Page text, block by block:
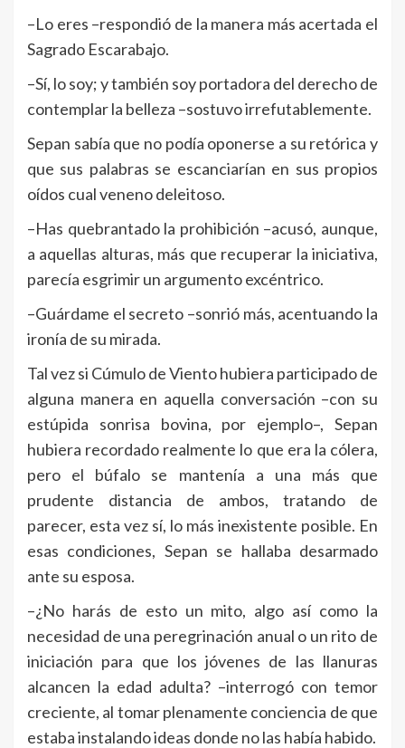
–Lo eres –respondió de la manera más acertada el
Sagrado Escarabajo.
–Sí, lo soy; y también soy portadora del derecho de
contemplar la belleza –sostuvo irrefutablemente.
Sepan sabía que no podía oponerse a su retórica y
que sus palabras se escanciarían en sus propios
oídos cual veneno deleitoso.
–Has quebrantado la prohibición –acusó, aunque,
a aquellas alturas, más que recuperar la iniciativa,
parecía esgrimir un argumento excéntrico.
–Guárdame el secreto –sonrió más, acentuando la
ironía de su mirada.
Tal vez si Cúmulo de Viento hubiera participado de
alguna manera en aquella conversación –con su
estúpida sonrisa bovina, por ejemplo–, Sepan
hubiera recordado realmente lo que era la cólera,
pero el búfalo se mantenía a una más que
prudente distancia de ambos, tratando de
parecer, esta vez sí, lo más inexistente posible. En
esas condiciones, Sepan se hallaba desarmado
ante su esposa.
–¿No harás de esto un mito, algo así como la
necesidad de una peregrinación anual o un rito de
iniciación para que los jóvenes de las llanuras
alcancen la edad adulta? –interrogó con temor
creciente, al tomar plenamente conciencia de que
estaba instalando ideas donde no las había habido.